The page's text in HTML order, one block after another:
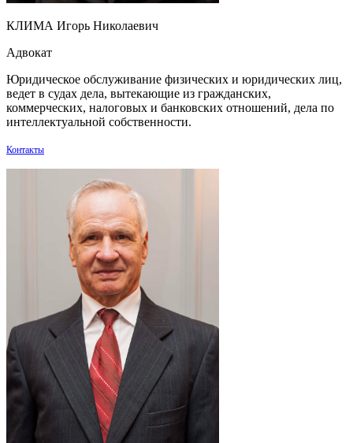
КЛИМА Игорь Николаевич
Адвокат
Юридическое обслуживание физических и юридических лиц,
ведет в судах дела, вытекающие из гражданских,
коммерческих, налоговых и банковских отношений, дела по
интеллектуальной собственности.
Контакты